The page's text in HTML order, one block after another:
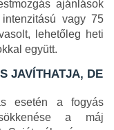
ajánlások
vagy 75
lehetőleg heti
együtt.
JAVÍTHATJA, DE
esetén a fogyás
a máj